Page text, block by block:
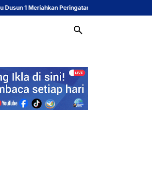
Peringatan HUT ke-81 Republik Indonesia